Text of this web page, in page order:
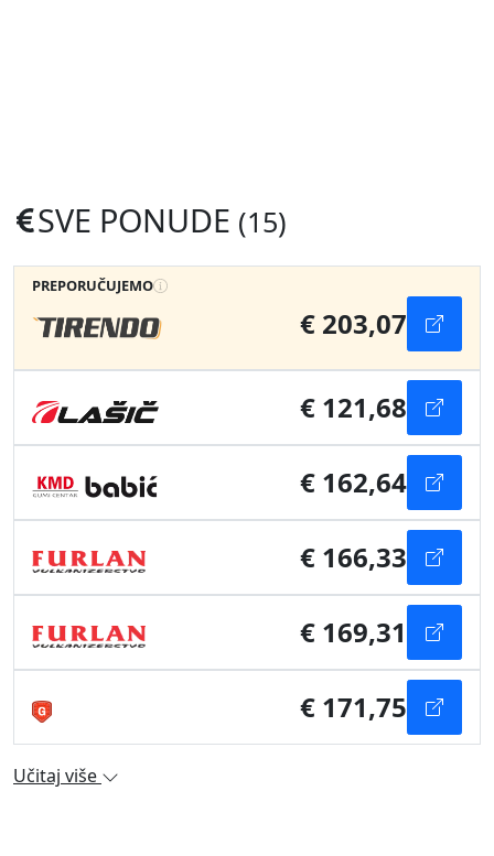
SVE PONUDE (15)
PREPORUČUJEMO
€ 203,07
€ 121,68
€ 162,64
€ 166,33
€ 169,31
€ 171,75
Učitaj više